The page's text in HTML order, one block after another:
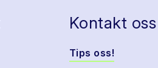
Kontakt oss
Tips oss!